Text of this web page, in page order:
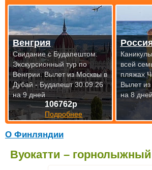
О Финляндии
Вуокатти –
106762р
Подробнее
Венгрия
Свидание с Будапештом.
Экскурсионный тур по
Венгрии.Вылет из Москвы в
Дубай - Будапешт 30.09.26
на 9 дней
всей
пляжах
Вылет
на 8